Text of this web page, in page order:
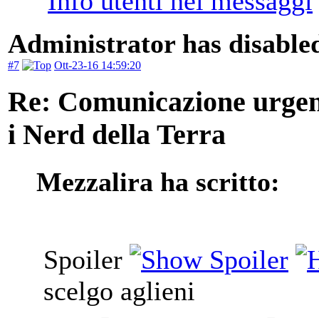
Administrator has
#7 Ott-23-16 14:59:20
Re: Comunicazione
i Nerd della Terra
Mezzalira ha scritto:
Spoiler
scelgo aglieni